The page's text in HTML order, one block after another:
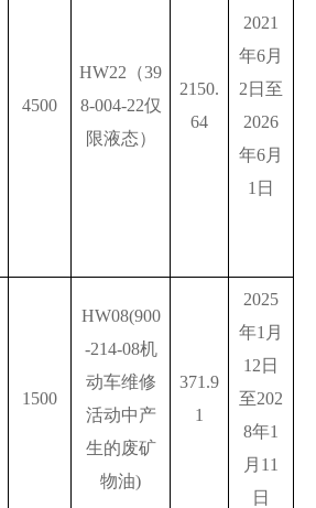
4500
HW22（39
8-004-22仅
限液态）
2150.
64
2021
年6月
2日至
2026
年6月
1日
1500
HW08(900
-214-08机
动车维修
活动中产
生的废矿
物油)
371.9
1
2025
年1月
12日
至202
8年1
月11
日